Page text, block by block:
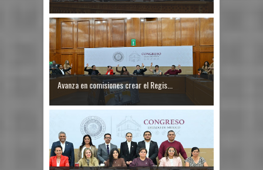
Avanza en comisiones crear el Regis...